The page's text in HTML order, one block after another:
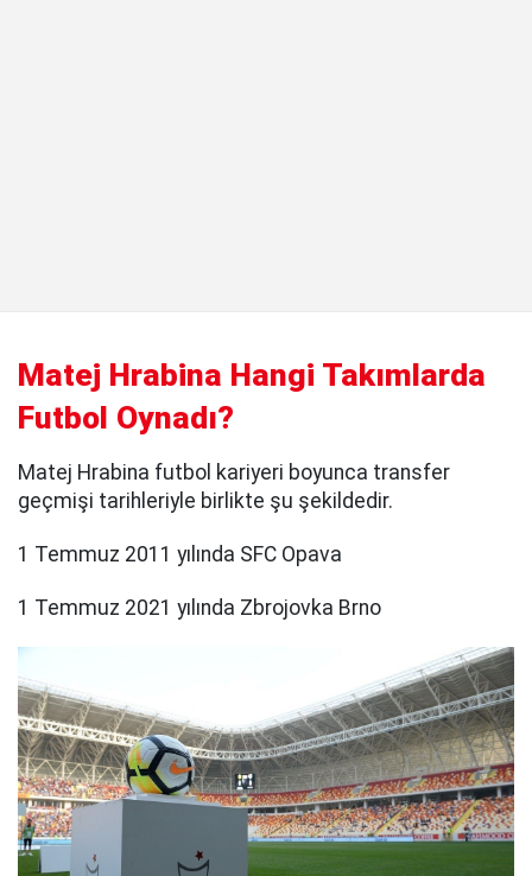
Matej Hrabina Hangi Takımlarda
Futbol Oynadı?
Matej Hrabina futbol kariyeri boyunca transfer
geçmişi tarihleriyle birlikte şu şekildedir.
1 Temmuz 2011 yılında SFC Opava
1 Temmuz 2021 yılında Zbrojovka Brno